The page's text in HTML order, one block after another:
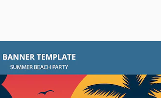
Prodotti Inizia